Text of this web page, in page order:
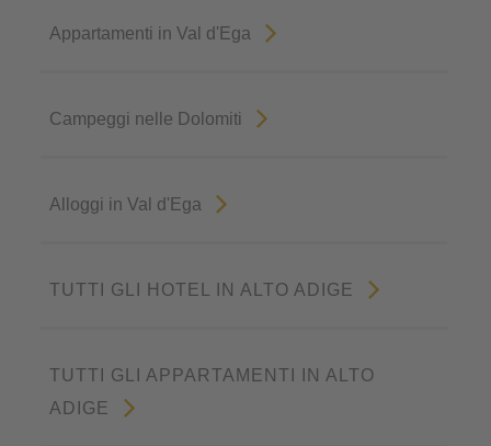
Appartamenti in Val d'Ega
Campeggi nelle Dolomiti
Alloggi in Val d'Ega
TUTTI GLI HOTEL IN ALTO ADIGE
TUTTI GLI APPARTAMENTI IN ALTO
ADIGE